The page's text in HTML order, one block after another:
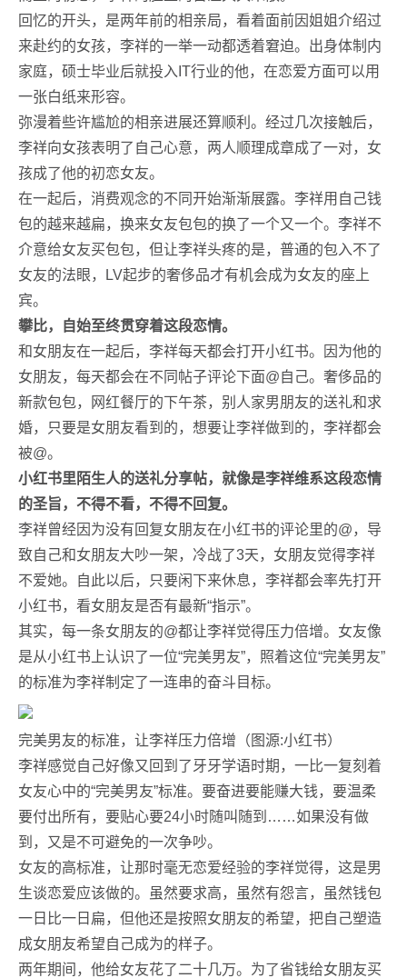
回忆的开头，是两年前的相亲局，看着面前因姐姐介绍过
来赴约的女孩，李祥的一举一动都透着窘迫。出身体制内
家庭，硕士毕业后就投入IT行业的他，在恋爱方面可以用
一张白纸来形容。
弥漫着些许尴尬的相亲进展还算顺利。经过几次接触后，
李祥向女孩表明了自己心意，两人顺理成章成了一对，女
孩成了他的初恋女友。
在一起后，消费观念的不同开始渐渐展露。李祥用自己钱
包的越来越扁，换来女友包包的换了一个又一个。李祥不
介意给女友买包包，但让李祥头疼的是，普通的包入不了
女友的法眼，LV起步的奢侈品才有机会成为女友的座上
宾。
攀比，自始至终贯穿着这段恋情。
和女朋友在一起后，李祥每天都会打开小红书。因为他的
女朋友，每天都会在不同帖子评论下面@自己。奢侈品的
新款包包，网红餐厅的下午茶，别人家男朋友的送礼和求
婚，只要是女朋友看到的，想要让李祥做到的，李祥都会
被@。
小红书里陌生人的送礼分享帖，就像是李祥维系这段恋情
的圣旨，不得不看，不得不回复。
李祥曾经因为没有回复女朋友在小红书的评论里的@，导
致自己和女朋友大吵一架，冷战了3天，女朋友觉得李祥
不爱她。自此以后，只要闲下来休息，李祥都会率先打开
小红书，看女朋友是否有最新“指示”。
其实，每一条女朋友的@都让李祥觉得压力倍增。女友像
是从小红书上认识了一位“完美男友”，照着这位“完美男友”
的标准为李祥制定了一连串的奋斗目标。
完美男友的标准，让李祥压力倍增（图源:小红书）
李祥感觉自己好像又回到了牙牙学语时期，一比一复刻着
女友心中的“完美男友”标准。要奋进要能赚大钱，要温柔
要付出所有，要贴心要24小时随叫随到……如果没有做
到，又是不可避免的一次争吵。
女友的高标准，让那时毫无恋爱经验的李祥觉得，这是男
生谈恋爱应该做的。虽然要求高，虽然有怨言，虽然钱包
一日比一日扁，但他还是按照女朋友的希望，把自己塑造
成女朋友希望自己成为的样子。
两年期间，他给女友花了二十几万。为了省钱给女朋友买